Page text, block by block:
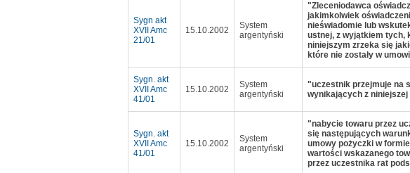
Sygn akt
XVII Amc
21/01
15.10.2002
System
argentyński
"Zleceniodawca
jakimkolwiek
nieświadomie lub
ustnej, z wyjątkiem tych,
niniejszym zrzeka się
które nie zostały w
Sygn. akt
XVII Amc
41/01
15.10.2002
System
argentyński
"uczestnik przejmuje na
wynikających z niniejszej
Sygn. akt
XVII Amc
41/01
15.10.2002
System
argentyński
"nabycie towaru przez
się następujących
umowy pożyczki w
wartości wskazanego
przez uczestnika rat